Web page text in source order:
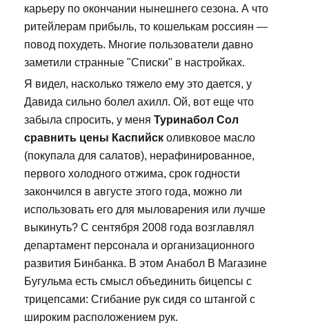
карьеру по окончании нынешнего сезона. А что
ритейлерам прибыль, то кошелькам россиян —
повод похудеть. Многие пользователи давно
заметили странные "Списки" в настройках.
Я видел, насколько тяжело ему это дается, у
Давида сильно болел ахилл. Ой, вот еще что
забыла спросить, у меня Туринабол Сол
сравнить цены Каспийск оливковое масло
(покупала для салатов), нерафинированное,
первого холодного отжима, срок годности
закончился в августе этого года, можно ли
использовать его для мыловарения или лучше
выкинуть? С сентября 2008 года возглавлял
департамент персонала и организационного
развития Бинбанка. В этом Анабол В Магазине
Бугульма есть смысл объединить бицепсы с
трицепсами: Сгибание рук сидя со штангой с
широким расположением рук.